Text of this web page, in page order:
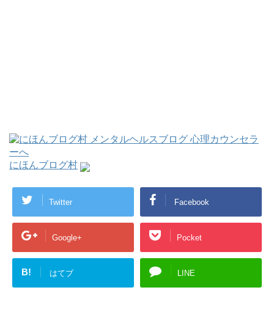
にほんブログ村
Twitter Facebook
Google+ Pocket
B! はてブ LINE